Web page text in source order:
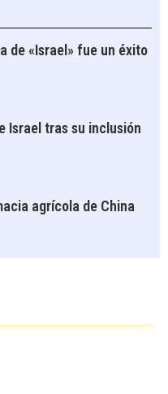
de «Israel» fue un éxito
Israel tras su inclusión
agrícola de China